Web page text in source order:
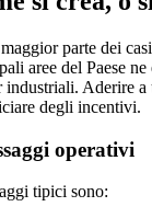
parte dei
aree del Paese
industriali. Aderire a
degli incentivi.
operativi
tipici sono: